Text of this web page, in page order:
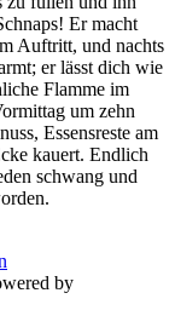
Er macht
Auftritt, und nachts
er lässt dich wie
Flamme im
um zehn
Essensreste am
kauert. Endlich
schwang und
by